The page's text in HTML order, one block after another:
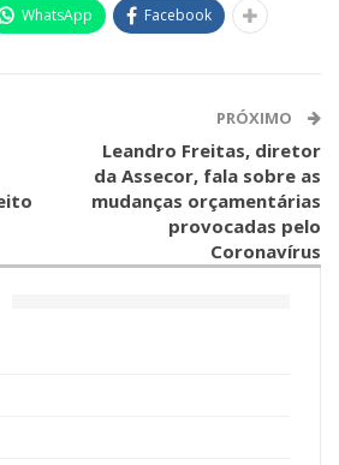
WhatsApp Facebook
PRÓXIMO
Leandro Freitas, diretor
da Assecor, fala sobre as
mudanças orçamentárias
provocadas pelo
Coronavírus